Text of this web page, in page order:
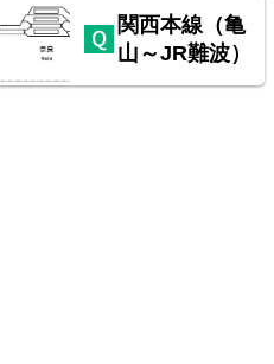
関西本線（亀
山～JR難波）